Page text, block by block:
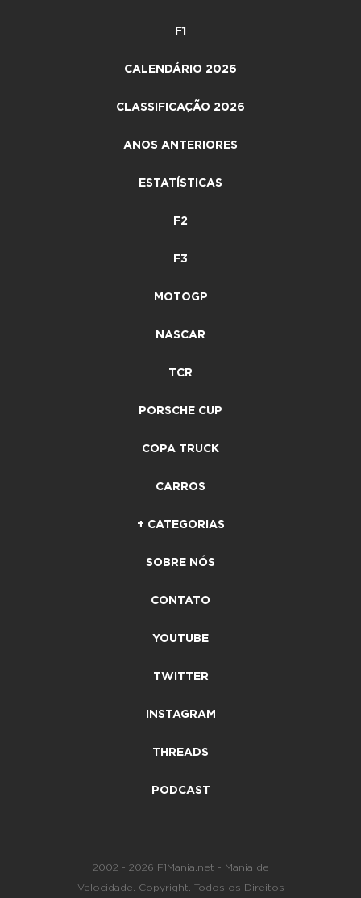
F1
CALENDÁRIO 2026
CLASSIFICAÇÃO 2026
ANOS ANTERIORES
ESTATÍSTICAS
F2
F3
MOTOGP
NASCAR
TCR
PORSCHE CUP
COPA TRUCK
CARROS
+ CATEGORIAS
SOBRE NÓS
CONTATO
YOUTUBE
TWITTER
INSTAGRAM
THREADS
PODCAST
2002 - 2026 F1Mania.net - Mania de
Velocidade. Copyright. Todos os Direitos